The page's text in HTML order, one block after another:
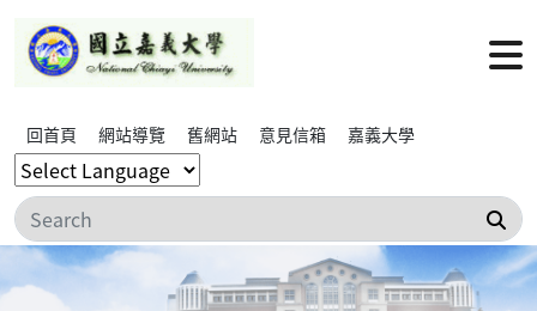
回首頁 網站導覽 舊網站 意見信箱 嘉義大學
搜